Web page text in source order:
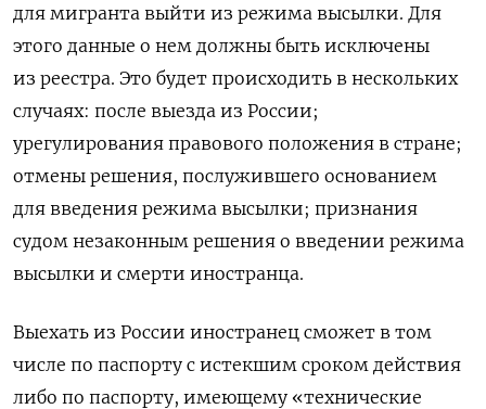
для мигранта выйти из режима высылки. Для
этого данные о нем должны быть исключены
из реестра. Это будет происходить в нескольких
случаях: после выезда из России;
урегулирования правового положения в стране;
отмены решения, послужившего основанием
для введения режима высылки; признания
судом незаконным решения о введении режима
высылки и смерти иностранца.
Выехать из России иностранец сможет в том
числе по паспорту с истекшим сроком действия
либо по паспорту, имеющему «технические